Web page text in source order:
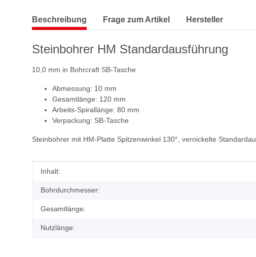
Beschreibung Frage zum Artikel Hersteller
Steinbohrer HM Standardausführung
10,0 mm in Bohrcraft SB-Tasche
Abmessung: 10 mm
Gesamtlänge: 120 mm
Arbeits-Spirallänge: 80 mm
Verpackung: SB-Tasche
Steinbohrer mit HM-Platte Spitzenwinkel 130°, vernickelte
Produkteigenschaft
Wert
Inhalt:
Bohrdurchmesser:
Gesamtlänge:
Nutzlänge: